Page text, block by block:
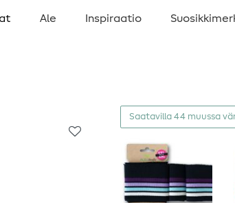
Ale Inspiraatio
Saatavilla 44 muussa